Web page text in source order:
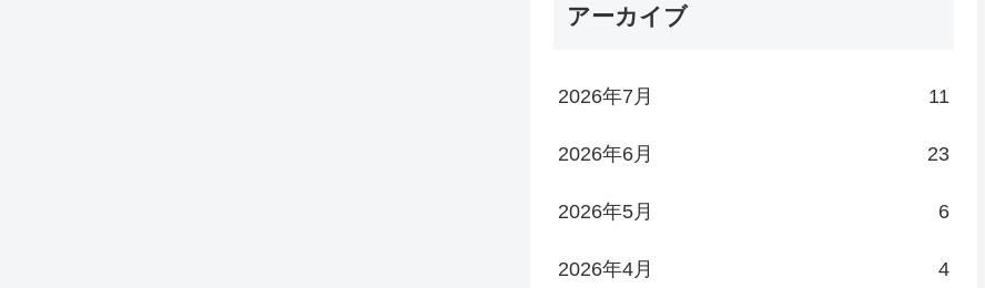
アーカイブ
2026年7月 11
2026年6月 23
2026年5月 6
2026年4月 4